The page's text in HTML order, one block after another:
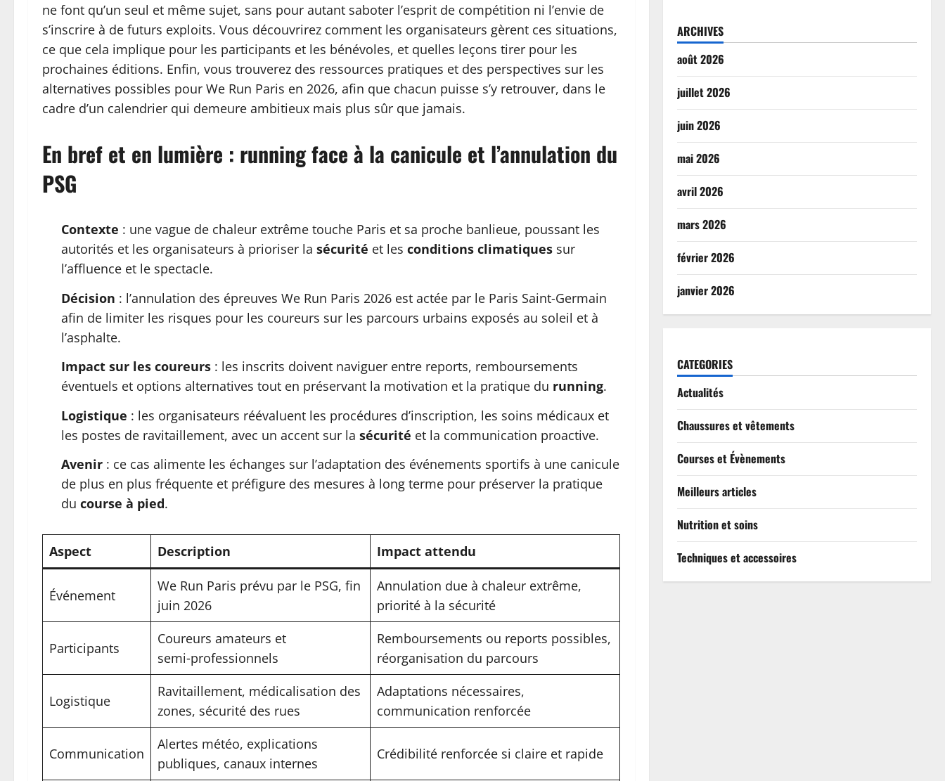
ne font qu’un seul et même sujet, sans pour autant saboter l’esprit de compétition ni l’envie de
s’inscrire à de futurs exploits. Vous découvrirez comment les organisateurs gèrent ces situations,
ce que cela implique pour les participants et les bénévoles, et quelles leçons tirer pour les
prochaines éditions. Enfin, vous trouverez des ressources pratiques et des perspectives sur les
alternatives possibles pour We Run Paris en 2026, afin que chacun puisse s’y retrouver, dans le
cadre d’un calendrier qui demeure ambitieux mais plus sûr que jamais.
En bref et en lumière : running face à la canicule et l’annulation du
PSG
Contexte : une vague de chaleur extrême touche Paris et sa proche banlieue, poussant les
autorités et les organisateurs à prioriser la sécurité et les conditions climatiques sur
l’affluence et le spectacle.
Décision : l’annulation des épreuves We Run Paris 2026 est actée par le Paris Saint-Germain
afin de limiter les risques pour les coureurs sur les parcours urbains exposés au soleil et à
l’asphalte.
Impact sur les coureurs : les inscrits doivent naviguer entre reports, remboursements
éventuels et options alternatives tout en préservant la motivation et la pratique du running.
Logistique : les organisateurs réévaluent les procédures d’inscription, les soins médicaux et
les postes de ravitaillement, avec un accent sur la sécurité et la communication proactive.
Avenir : ce cas alimente les échanges sur l’adaptation des événements sportifs à une canicule
de plus en plus fréquente et préfigure des mesures à long terme pour préserver la pratique
du course à pied.
Aspect Description Impact attendu
Événement
We Run Paris prévu par le PSG, fin
juin 2026
Annulation due à chaleur extrême,
priorité à la sécurité
Participants
Coureurs amateurs et
semi‑professionnels
Remboursements ou reports possibles,
réorganisation du parcours
Logistique
Ravitaillement, médicalisation des
zones, sécurité des rues
Adaptations nécessaires,
communication renforcée
Communication
Alertes météo, explications
publiques, canaux internes
Crédibilité renforcée si claire et rapide
ARCHIVES
août 2026
juillet 2026
juin 2026
mai 2026
avril 2026
mars 2026
février 2026
janvier 2026
CATEGORIES
Actualités
Chaussures et vêtements
Courses et Évènements
Meilleurs articles
Nutrition et soins
Techniques et accessoires